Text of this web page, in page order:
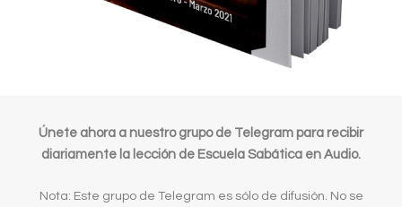
Únete ahora a nuestro grupo de Telegram para recibir
diariamente la lección de Escuela Sabática en Audio.
Nota: Este grupo de Telegram es sólo de difusión. No se